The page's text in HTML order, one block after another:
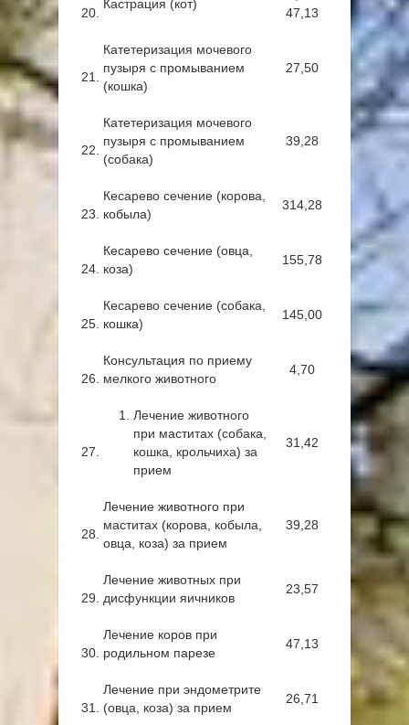
20.
Кастрация (кот)
47,13
21.
Катетеризация мочевого
пузыря с промыванием
(кошка)
27,50
22.
Катетеризация мочевого
пузыря с промыванием
(собака)
39,28
23.
Кесарево сечение (корова,
кобыла)
314,28
24.
Кесарево сечение (овца,
коза)
155,78
25.
Кесарево сечение (собака,
кошка)
145,00
26.
Консультация по приему
мелкого животного
4,70
27.
Лечение животного
при маститах (собака,
кошка, крольчиха) за
прием
31,42
28.
Лечение животного при
маститах (корова, кобыла,
овца, коза) за прием
39,28
29.
Лечение животных при
дисфункции яичников
23,57
30.
Лечение коров при
родильном парезе
47,13
31.
Лечение при эндометрите
(овца, коза) за прием
26,71